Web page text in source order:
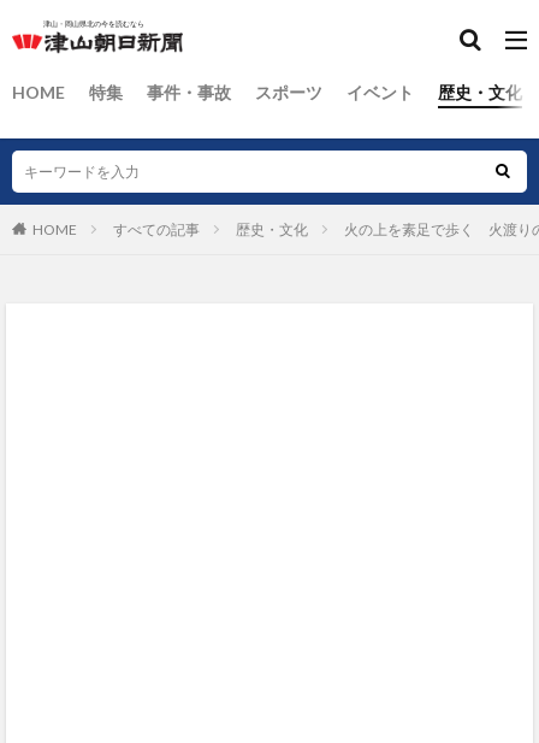
HOME 特集 事件・事故 スポーツ イベント 歴史・文化
HOME すべての記事 歴史・文化 火の上を素足で歩く 火渡り